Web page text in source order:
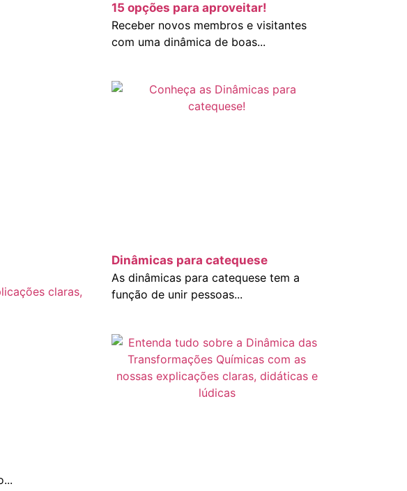
15 opções para aproveitar!
Receber novos membros e visitantes
com uma dinâmica de boas...
Dinâmicas para catequese
As dinâmicas para catequese tem a
função de unir pessoas...